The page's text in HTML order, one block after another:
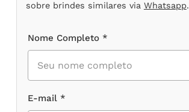
sobre brindes similares via Whatsapp.
Nome Completo *
E-mail *